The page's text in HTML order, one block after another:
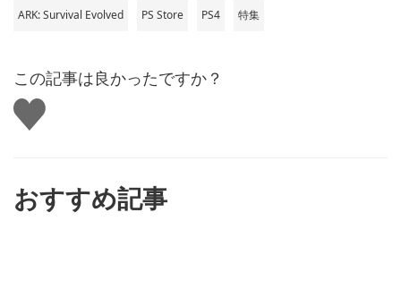
ARK: Survival Evolved PS Store PS4 特集
この記事は良かったですか？
い
い
おすすめ記事